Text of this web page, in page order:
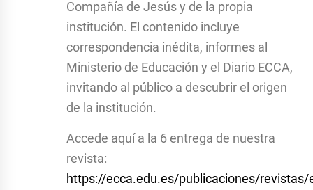
Compañía de Jesús y de la propia
institución. El contenido incluye
correspondencia inédita, informes al
Ministerio de Educación y el Diario ECCA,
invitando al público a descubrir el origen
de la institución.
Accede aquí a la 6 entrega de nuestra
revista:
https://ecca.edu.es/publicaciones/revistas/